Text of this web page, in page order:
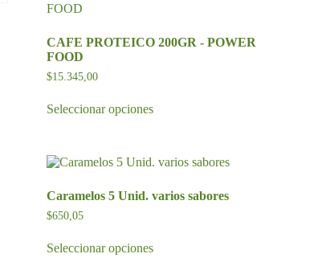
CAFE PROTEICO 200GR - POWER
FOOD
$15.345,00
Seleccionar opcionesproducto
Las
se
la
Caramelos 5 Unid. varios sabores
$650,05
Seleccionar opcionesproducto